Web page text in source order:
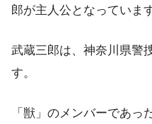
郎が主人公となっています
武蔵三郎は、神奈川県警
す。
「獣」のメンバーであ